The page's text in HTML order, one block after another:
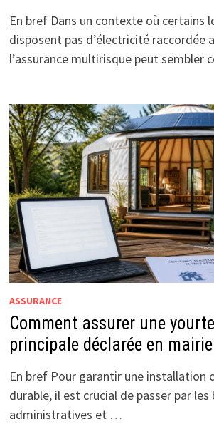
En bref Dans un contexte où certains
disposent pas d’électricité raccordée
l’assurance multirisque peut sembler
ASSURANCE
Comment assurer une
principale déclarée en mairie
En bref Pour garantir une installation
durable, il est crucial de passer par les
administratives et …